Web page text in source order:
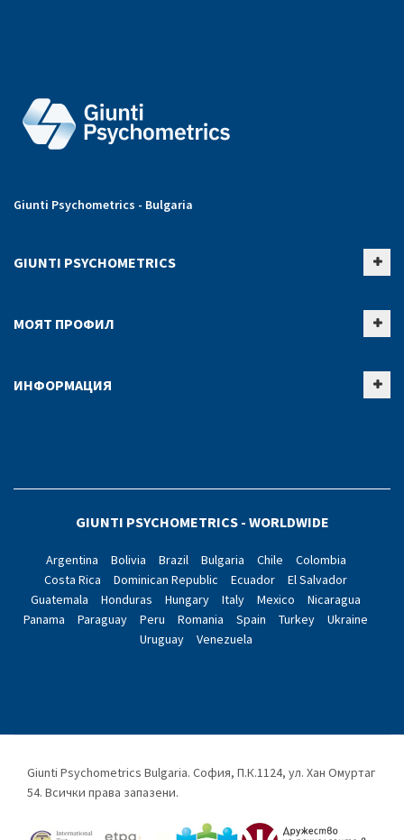
Giunti Psychometrics - Bulgaria
GIUNTI PSYCHOMETRICS
МОЯТ ПРОФИЛ
ИНФОРМАЦИЯ
GIUNTI PSYCHOMETRICS - WORLDWIDE
Argentina Bolivia Brazil Bulgaria Chile
Colombia
Costa Rica
Dominican Republic Ecuador
El Salvador
Guatemala
Honduras Hungary Italy Mexico
Nicaragua
Panama
Paraguay Peru Romania Spain Turkey
Ukraine
Uruguay
Venezuela
Giunti Psychometrics Bulgaria. София, П.К.1124, ул. Хан Омуртаг
54. Всички права запазени.